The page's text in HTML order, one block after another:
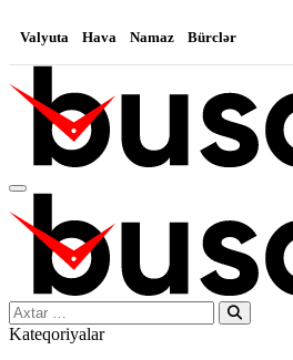
Valyuta Hava Namaz Bürclər
Search…
Kateqoriyalar